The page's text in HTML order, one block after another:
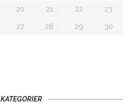
20 21 22
23
27 28 29
30
KATEGORIER